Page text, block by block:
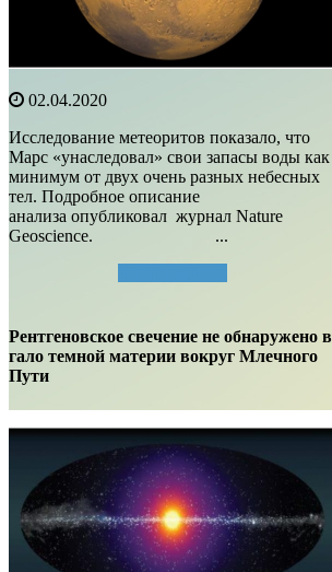
02.04.2020
Исследование метеоритов показало, что
Марс «унаследовал» свои запасы воды как
минимум от двух очень разных небесных
тел. Подробное описание
анализа опубликовал журнал Nature
Geoscience. ...
Рентгеновское свечение не обнаружено в
гало темной материи вокруг Млечного
Пути